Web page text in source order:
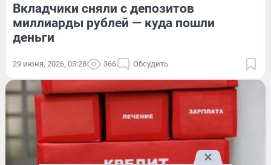
Вкладчики сняли с депозитов
миллиарды рублей — куда пошли
деньги
29 июня, 2026, 03:28 366 Обсудить